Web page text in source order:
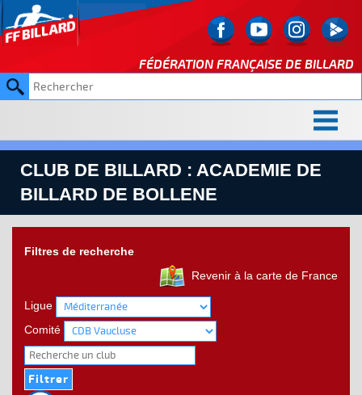
FÉDÉRATION FRANÇAISE DE BILLARD
CLUB DE BILLARD : ACADEMIE DE
BILLARD DE BOLLENE
Filtres de recherche
Revenir à la carte de France
Ligue
Comité